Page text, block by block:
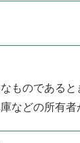
ものであると
などの所有者